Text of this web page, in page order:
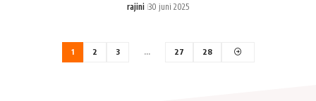
rajini 30 juni 2025
1 2 3 … 27 28